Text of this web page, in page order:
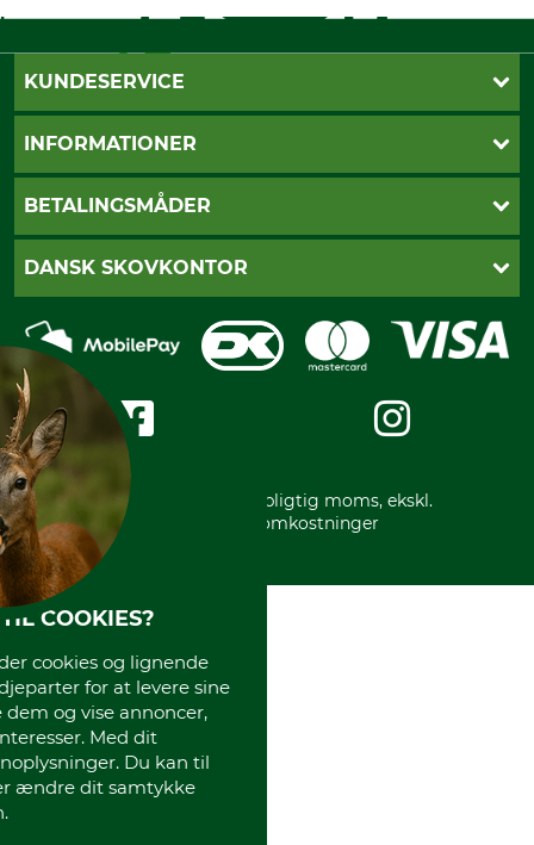
KUNDESERVICE
Kontakt
Cookie-indstillinger
INFORMATIONER
Betalingsmåder
Privatlivspolitik
Handelsbetingelser
Impressum
Gratis returlabel
BETALINGSMÅDER
Dankort
Kreditkort
DANSK SKOVKONTOR
Karriere
Messe datoer
Om os
International
* Alle priser inkl. lovpligtig moms, ekskl.
forsendelsesomkostninger
COOKIES?
cookies og lignende
for at levere sine
og vise annoncer,
Med dit
Du kan til
ændre dit samtykke